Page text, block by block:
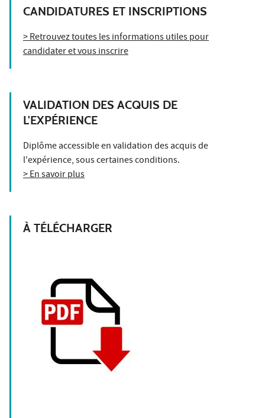
CANDIDATURES ET INSCRIPTIONS
> Retrouvez toutes les informations utiles pour
candidater et vous inscrire
VALIDATION DES ACQUIS DE
L'EXPÉRIENCE
Diplôme accessible en validation des acquis de
l'expérience, sous certaines conditions.
> En savoir plus
À TÉLÉCHARGER